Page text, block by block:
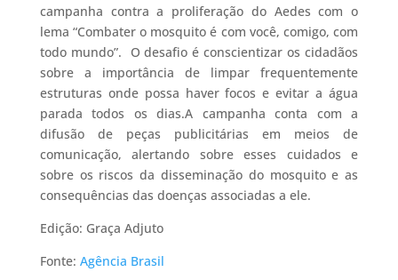
campanha contra a proliferação do Aedes com o
lema “Combater o mosquito é com você, comigo, com
todo mundo”. O desafio é conscientizar os cidadãos
sobre a importância de limpar frequentemente
estruturas onde possa haver focos e evitar a água
parada todos os dias.A campanha conta com a
difusão de peças publicitárias em meios de
comunicação, alertando sobre esses cuidados e
sobre os riscos da disseminação do mosquito e as
consequências das doenças associadas a ele.
Edição: Graça Adjuto
Fonte: Agência Brasil